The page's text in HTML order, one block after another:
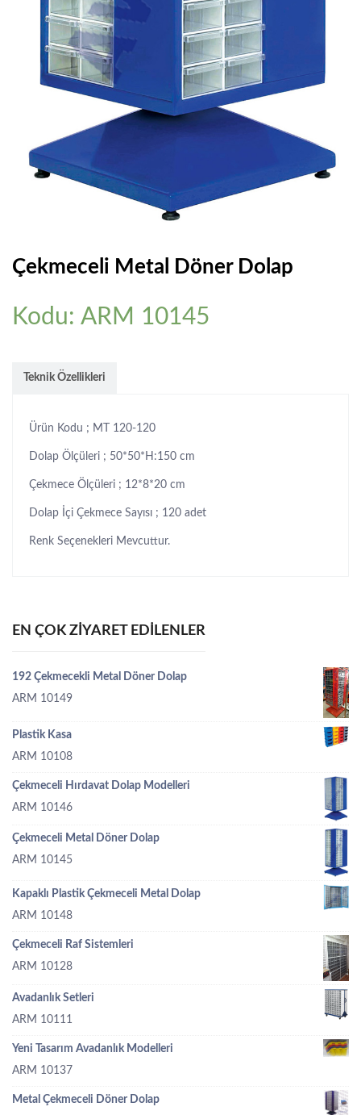
Çekmeceli Metal Döner Dolap
Kodu: ARM 10145
Teknik Özellikleri
Ürün Kodu ; MT 120-120
Dolap Ölçüleri ; 50*50*H:150 cm
Çekmece Ölçüleri ; 12*8*20 cm
Dolap İçi Çekmece Sayısı ; 120 adet
Renk Seçenekleri Mevcuttur.
EN ÇOK ZIYARET EDILENLER
192 Çekmecekli Metal Döner Dolap
ARM 10149
Plastik Kasa
ARM 10108
Çekmeceli Hırdavat Dolap Modelleri
ARM 10146
Çekmeceli Metal Döner Dolap
ARM 10145
Kapaklı Plastik Çekmeceli Metal Dolap
ARM 10148
Çekmeceli Raf Sistemleri
ARM 10128
Avadanlık Setleri
ARM 10111
Yeni Tasarım Avadanlık Modelleri
ARM 10137
Metal Çekmeceli Döner Dolap
İLETIŞIM